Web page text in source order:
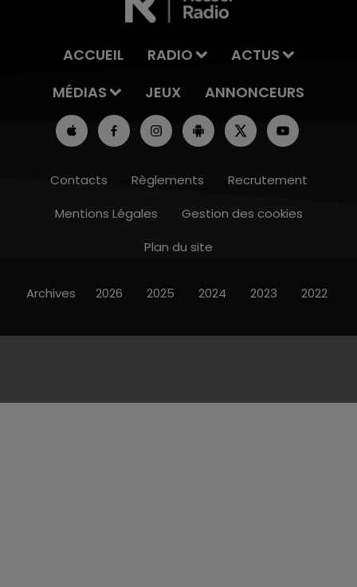
ACCUEIL RADIO
ACTUS
MÉDIAS
JEUX ANNONCEURS
Contacts Règlements
Recrutement
Mentions Légales
Gestion des cookies
Plan du site
Archives 2026 2025 2024 2023 2022